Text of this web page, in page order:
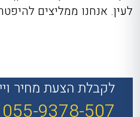
לעין. אנחנו ממליצים
לקבלת הצעת מחיר
055-9378-507